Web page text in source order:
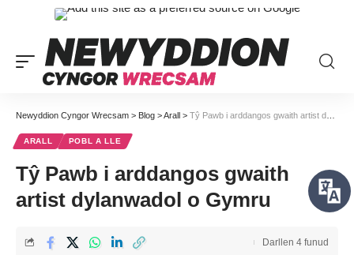
Newyddion Cyngor Wrecsam > Blog >Arall > Tŷ Pawb i arddangos gwaith artist dylanwadol o Gymru
ARALL POBL A LLE
Tŷ Pawb i arddangos gwaith
artist dylanwadol o Gymru
Darllen 4 funud